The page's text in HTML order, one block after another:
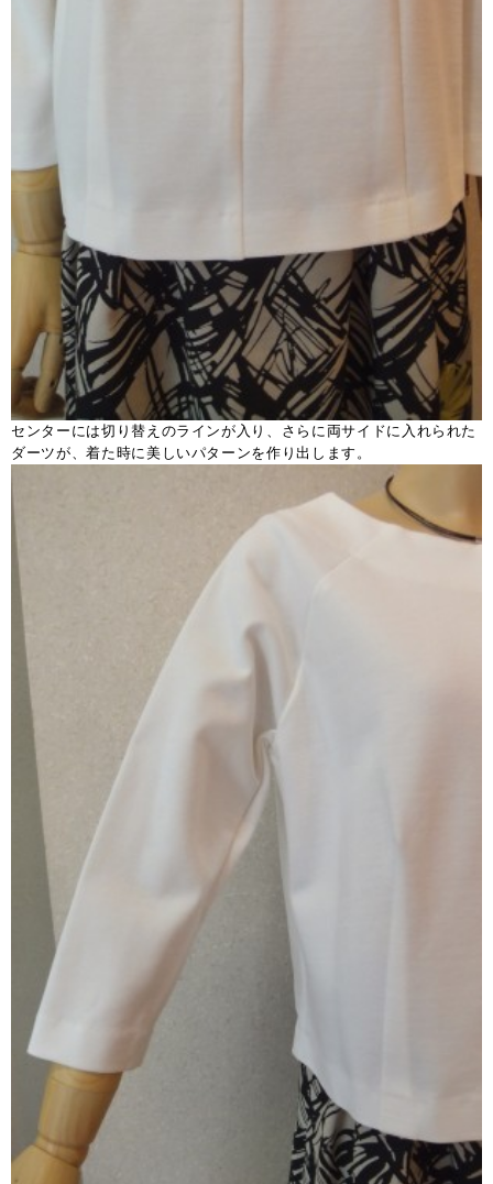
センターには切り替えのラインが入り、さらに両サイドに入れられた
ダーツが、着た時に美しいパターンを作り出します。